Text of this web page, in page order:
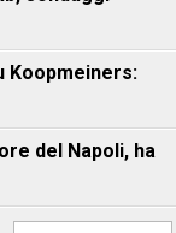
Koopmeiners:
del Napoli, ha